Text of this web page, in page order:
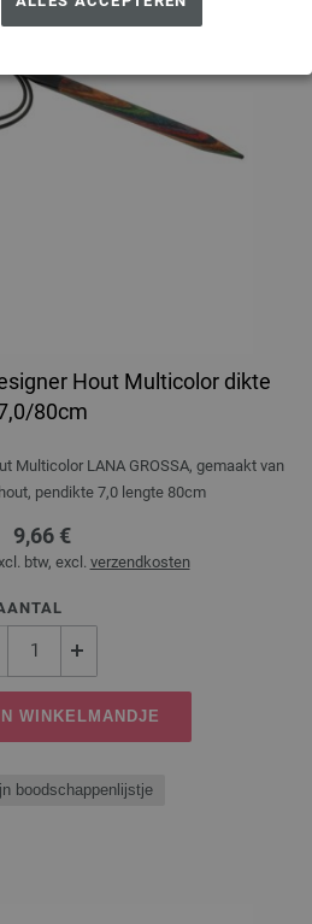
Hout Multicolor dikte
80cm
Multicolor LANA GROSSA, gemaakt van
pendikte 7,0 lengte 80cm
9,66 €
btw, excl. verzendkosten
WINKELMANDJE
boodschappenlijstje